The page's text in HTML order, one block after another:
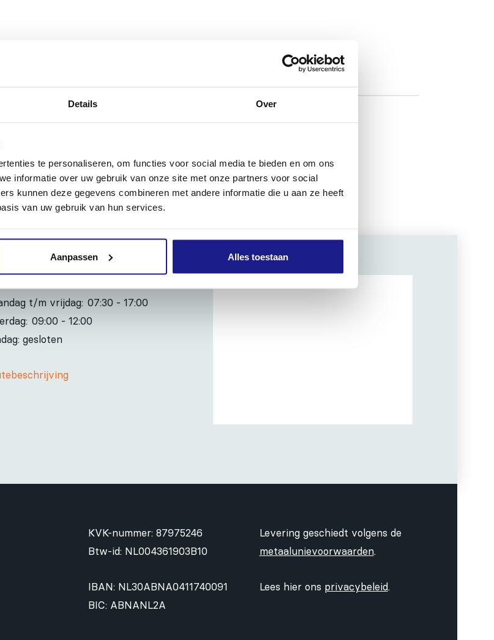
Details Over
te personaliseren, om functies voor social media te bieden en om ons
informatie over uw gebruik van onze site met onze partners voor social
kunnen deze gegevens combineren met andere informatie die u aan ze heeft
van uw gebruik van hun services.
Aanpassen Alles toestaan
Inhoud door
t/m vrijdag: 07:30 - 17:00
09:00 - 12:00
gesloten
KVK-nummer: 87975246
Btw-id: NL004361903B10
IBAN: NL30ABNA0411740091
BIC: ABNANL2A
Levering geschiedt volgens de
metaalunievoorwaarden.
Lees hier ons privacybeleid.